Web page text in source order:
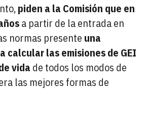
piden a la Comisión que en
a partir de la entrada en
normas presente una
calcular las emisiones de GEI
vida de todos los modos de
las mejores formas de